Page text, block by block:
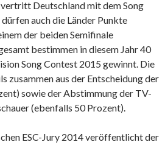
vertritt Deutschland mit dem Song
dürfen auch die Länder Punkte
der beiden Semifinale
bestimmen in diesem Jahr 40
Song Contest 2015 gewinnt. Die
zusammen aus der Entscheidung der
sowie der Abstimmung der TV-
(ebenfalls 50 Prozent).
ESC-Jury 2014 veröffentlicht der